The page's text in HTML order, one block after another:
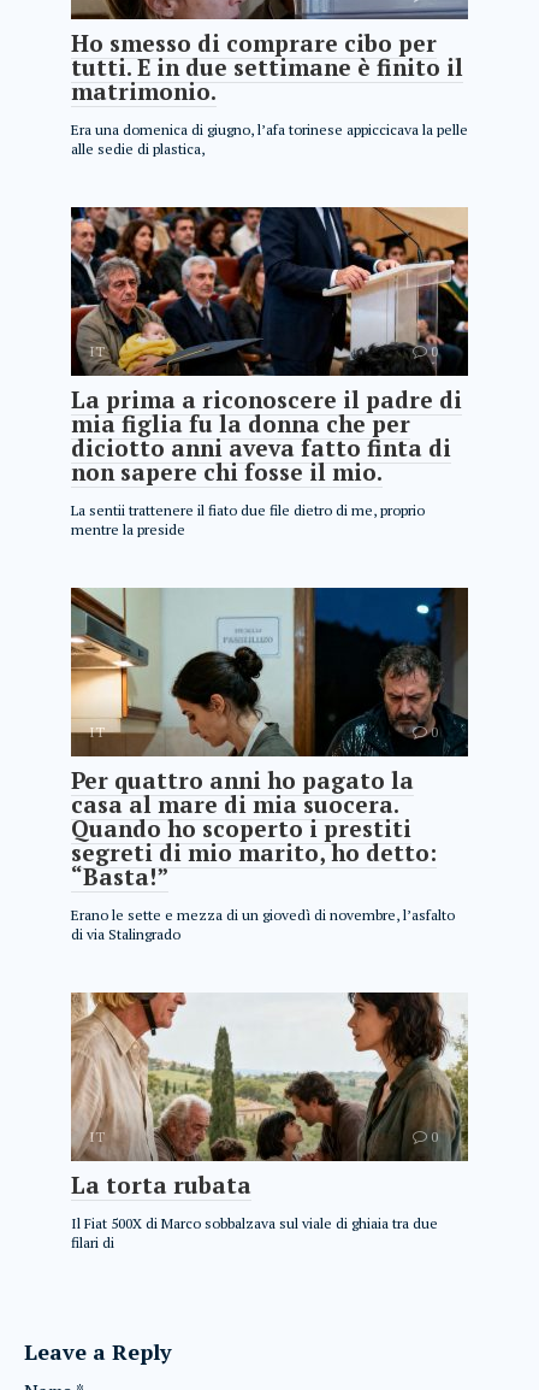
Ho smesso di comprare cibo per
tutti. E in due settimane è finito il
matrimonio.
Era una domenica di giugno, l’afa torinese appiccicava la pelle
alle sedie di plastica,
IT 0
La prima a riconoscere il padre di
mia figlia fu la donna che per
diciotto anni aveva fatto finta di
non sapere chi fosse il mio.
La sentii trattenere il fiato due file dietro di me, proprio
mentre la preside
IT 0
Per quattro anni ho pagato la
casa al mare di mia suocera.
Quando ho scoperto i prestiti
segreti di mio marito, ho detto:
“Basta!”
Erano le sette e mezza di un giovedì di novembre, l’asfalto
di via Stalingrado
IT 0
La torta rubata
Il Fiat 500X di Marco sobbalzava sul viale di ghiaia tra due
filari di
Leave a Reply